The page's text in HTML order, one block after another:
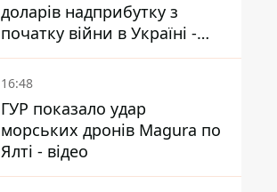
доларів надприбутку з
початку війни в Україні -
Bloomberg
16:48
ГУР показало удар
морських дронів Magura по
Ялті - відео